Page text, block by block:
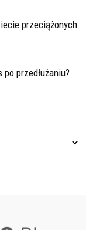
przeciążonych
przedłużaniu?